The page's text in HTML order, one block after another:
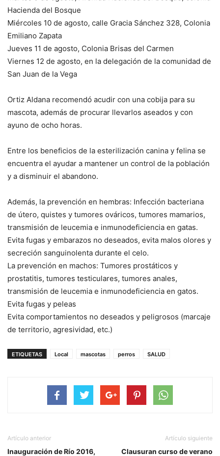
Hacienda del Bosque
Miércoles 10 de agosto, calle Gracia Sánchez 328, Colonia
Emiliano Zapata
Jueves 11 de agosto, Colonia Brisas del Carmen
Viernes 12 de agosto, en la delegación de la comunidad de
San Juan de la Vega
Ortiz Aldana recomendó acudir con una cobija para su
mascota, además de procurar llevarlos aseados y con
ayuno de ocho horas.
Entre los beneficios de la esterilización canina y felina se
encuentra el ayudar a mantener un control de la población
y a disminuir el abandono.
Además, la prevención en hembras: Infección bacteriana
de útero, quistes y tumores ováricos, tumores mamarios,
transmisión de leucemia e inmunodeficiencia en gatas.
Evita fugas y embarazos no deseados, evita malos olores y
secreción sanguinolenta durante el celo.
La prevención en machos: Tumores prostáticos y
prostatitis, tumores testiculares, tumores anales,
transmisión de leucemia e inmunodeficiencia en gatos.
Evita fugas y peleas
Evita comportamientos no deseados y peligrosos (marcaje
de territorio, agresividad, etc.)
ETIQUETAS Local mascotas perros SALUD
Artículo anterior
Inauguración de Río 2016,
Artículo siguiente
Clausuran curso de verano